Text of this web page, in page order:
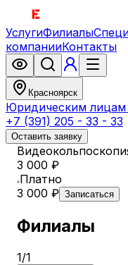
УслугиФилиалы
компанииКонтакты
Красноярск
Юридическим лицам
+7 (391) 205 - 33 - 33
Оставить заявку
3 000 ₽
Платно
3 000 ₽ Записаться
Филиалы
1/1